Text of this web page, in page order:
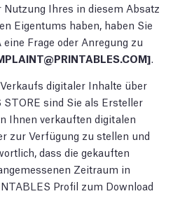
Ihres in diesem Absatz
Eigentums haben, haben Sie
eine Frage oder Anregung zu
].
digitaler Inhalte über
STORE sind Sie als Ersteller
Ihnen verkauften digitalen
zur Verfügung zu stellen und
dass die gekauften
Zeitraum in
Profil zum Download